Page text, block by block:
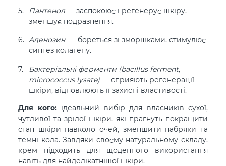
Пантенол — заспокоює і регенерує шкіру,
зменшує подразнення.
Аденозин–—бореться зі зморшками, стимулює
синтез колагену.
Бактеріальні ферменти (bacillus ferment,
micrococcus lysate) — сприяють регенерації
шкіри, відновлюють її захисні властивості.
Для кого: ідеальний вибір для власників сухої,
чутливої та зрілої шкіри, які прагнуть покращити
стан шкіри навколо очей, зменшити набряки та
темні кола. Завдяки своєму натуральному складу,
крем підходить для щоденного використання
навіть для найделікатнішої шкіри.